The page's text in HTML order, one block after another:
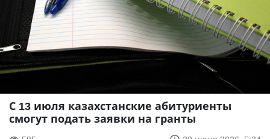
С 13 июля казахстанские абитуриенты
смогут подать заявки на гранты